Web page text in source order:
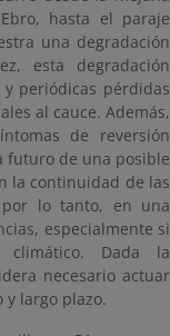
hasta el paraje
una degradación
esta degradación
periódicas pérdidas
al cauce. Además,
de reversión
futuro de una posible
la continuidad de las
por lo tanto, en una
especialmente si
climático. Dada la
necesario actuar
y largo plazo.